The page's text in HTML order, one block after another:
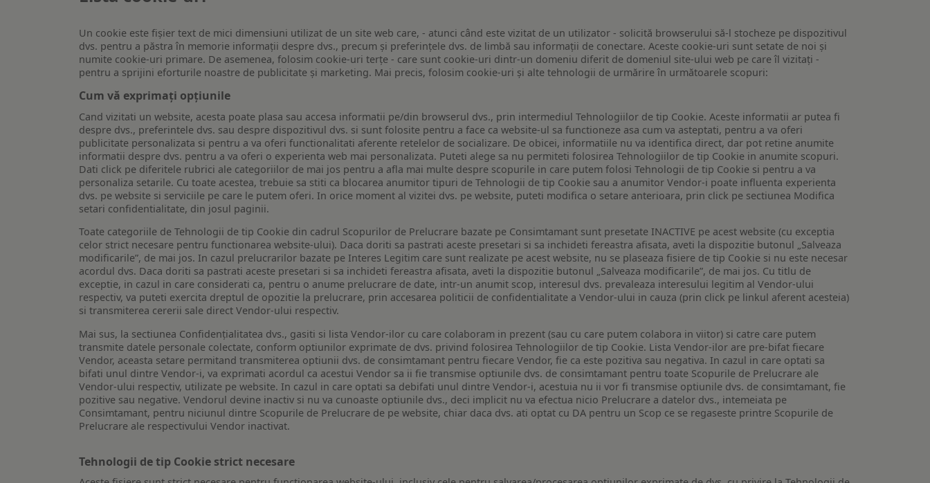
Un cookie este fişier text de mici dimensiuni utilizat de un site web care, - atunci când este vizitat de un utilizator - solicită browserului să-l stocheze pe dispozitivul
dvs. pentru a păstra în memorie informații despre dvs., precum și preferințele dvs. de limbă sau informații de conectare. Aceste cookie-uri sunt setate de noi și
numite cookie-uri primare. De asemenea, folosim cookie-uri terțe - care sunt cookie-uri dintr-un domeniu diferit de domeniul site-ului web pe care îl vizitați -
pentru a sprijini eforturile noastre de publicitate și marketing. Mai precis, folosim cookie-uri și alte tehnologii de urmărire în următoarele scopuri:
Cum vă exprimați opțiunile
Cand vizitati un website, acesta poate plasa sau accesa informatii pe/din browserul dvs., prin intermediul Tehnologiilor de tip Cookie. Aceste informatii ar putea fi
despre dvs., preferintele dvs. sau despre dispozitivul dvs. si sunt folosite pentru a face ca website-ul sa functioneze asa cum va asteptati, pentru a va oferi
publicitate personalizata si pentru a va oferi functionalitati aferente retelelor de socializare. De obicei, informatiile nu va identifica direct, dar pot retine anumite
informatii despre dvs. pentru a va oferi o experienta web mai personalizata. Puteti alege sa nu permiteti folosirea Tehnologiilor de tip Cookie in anumite scopuri.
Dati click pe diferitele rubrici ale categoriilor de mai jos pentru a afla mai multe despre scopurile in care putem folosi Tehnologii de tip Cookie si pentru a va
personaliza setarile. Cu toate acestea, trebuie sa stiti ca blocarea anumitor tipuri de Tehnologii de tip Cookie sau a anumitor Vendor-i poate influenta experienta
dvs. pe website si serviciile pe care le putem oferi. In orice moment al vizitei dvs. pe website, puteti modifica o setare anterioara, prin click pe sectiunea Modifica
setari confidentialitate, din josul paginii.
Toate categoriile de Tehnologii de tip Cookie din cadrul Scopurilor de Prelucrare bazate pe Consimtamant sunt presetate INACTIVE pe acest website (cu exceptia
celor strict necesare pentru functionarea website-ului). Daca doriti sa pastrati aceste presetari si sa inchideti fereastra afisata, aveti la dispozitie butonul „Salveaza
modificarile”, de mai jos. In cazul prelucrarilor bazate pe Interes Legitim care sunt realizate pe acest website, nu se plaseaza fisiere de tip Cookie si nu este necesar
acordul dvs. Daca doriti sa pastrati aceste presetari si sa inchideti fereastra afisata, aveti la dispozitie butonul „Salveaza modificarile”, de mai jos. Cu titlu de
exceptie, in cazul in care considerati ca, pentru o anume prelucrare de date, intr-un anumit scop, interesul dvs. prevaleaza interesului legitim al Vendor-ului
respectiv, va puteti exercita dreptul de opozitie la prelucrare, prin accesarea politicii de confidentialitate a Vendor-ului in cauza (prin click pe linkul aferent acesteia)
si transmiterea cererii sale direct Vendor-ului respectiv.
Mai sus, la sectiunea Confidențialitatea dvs., gasiti si lista Vendor-ilor cu care colaboram in prezent (sau cu care putem colabora in viitor) si catre care putem
transmite datele personale colectate, conform optiunilor exprimate de dvs. privind folosirea Tehnologiilor de tip Cookie. Lista Vendor-ilor are pre-bifat fiecare
Vendor, aceasta setare permitand transmiterea optiunii dvs. de consimtamant pentru fiecare Vendor, fie ca este pozitiva sau negativa. In cazul in care optati sa
bifati unul dintre Vendor-i, va exprimati acordul ca acestui Vendor sa ii fie transmise optiunile dvs. de consimtamant pentru toate Scopurile de Prelucrare ale
Vendor-ului respectiv, utilizate pe website. In cazul in care optati sa debifati unul dintre Vendor-i, acestuia nu ii vor fi transmise optiunile dvs. de consimtamant, fie
pozitive sau negative. Vendorul devine inactiv si nu va cunoaste optiunile dvs., deci implicit nu va efectua nicio Prelucrare a datelor dvs., intemeiata pe
Consimtamant, pentru niciunul dintre Scopurile de Prelucrare de pe website, chiar daca dvs. ati optat cu DA pentru un Scop ce se regaseste printre Scopurile de
Prelucrare ale respectivului Vendor inactivat.
Tehnologii de tip Cookie strict necesare